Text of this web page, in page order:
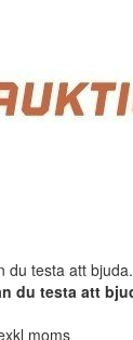
du testa att bjuda.
du testa att
moms